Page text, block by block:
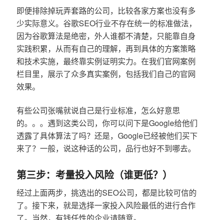
即便排除掉玩弄套路的公司，比较各家方案也没有多
少实际意义。谷歌SEO行业不存在统一的标准做法，
因为谷歌算法是绝密，外人谁都不清楚，只能靠自身
实践积累，从而有自己的理解，再到具体的方案策略
和技术实施，最终靠实例证明实力。在我们官网案例
栏目里，展示了众多真实案例，包括我们自己的官网
效果。
有些公司张嘴就说自己是行业标准，怎么好意思
的。。。遇到这类公司，你可以问下是Google给他们
透露了具体算法了吗？还是，Google已经被他们买下
来了？一般，说这种话的公司，品行也好不到哪去。
第三步：考量投入风险（谁更低？）
经过上面两步，挑选出的SEO公司，都是比较可信的
了。接下来，就是选择一家投入风险最低的进行合作